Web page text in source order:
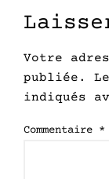
Votre
publiée.
indiqués
Commentaire *